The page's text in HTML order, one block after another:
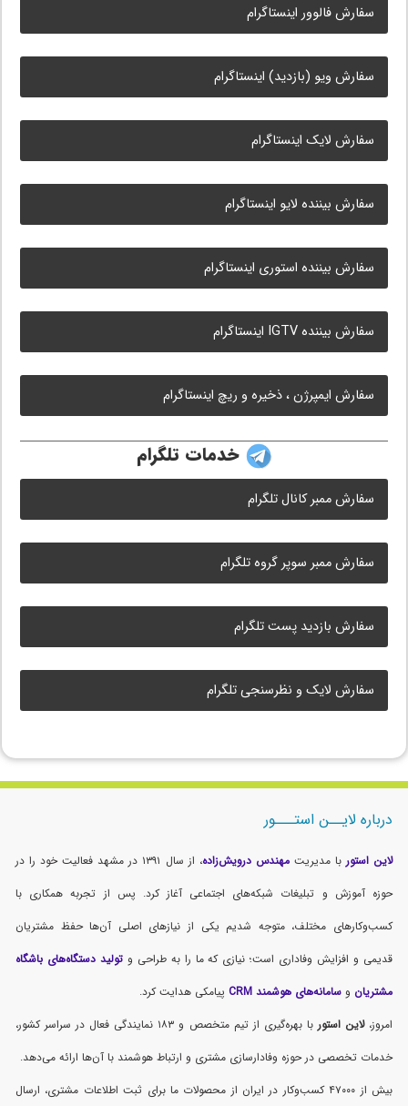
سفارش فالوور اینستاگرام
سفارش ویو (بازدید) اینستاگرام
سفارش لایک اینستاگرام
سفارش بیننده لایو اینستاگرام
سفارش بیننده استوری اینستاگرام
سفارش بیننده IGTV اینستاگرام
سفارش ایمپرژن ، ذخیره و ریچ اینستاگرام
خدمات تلگرام
سفارش ممبر کانال تلگرام
سفارش ممبر سوپر گروه تلگرام
سفارش بازدید پست تلگرام
سفارش لایک و نظرسنجی تلگرام